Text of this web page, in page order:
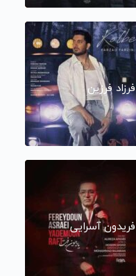
فرزاد فرزین
فریدون آسرایی